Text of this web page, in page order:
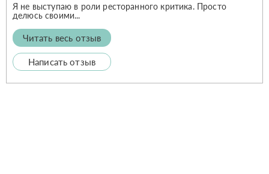
Я не выступаю в роли ресторанного критика. Просто
делюсь своими...
Читать весь отзыв
Написать отзыв